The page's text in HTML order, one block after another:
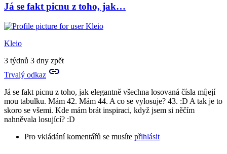
In
reply
to
To
není
možný!
Vždyť
to
by
Aveva
Já se fakt picnu z toho, jak…
Kleio
3 týdnů 3 dny zpět
Trvalý odkaz
Já se fakt picnu z toho, jak elegantně všechna losovaná čísla míjejí
mou tabulku. Mám 42. Mám 44. A co se vylosuje? 43. :D A tak je to
skoro se všemi. Kde mám brát inspiraci, když jsem si něčím
nahněvala losující? :D
Pro vkládání komentářů se musíte přihlásit